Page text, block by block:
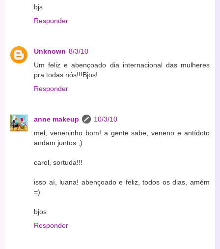
bjs
Responder
Unknown 8/3/10
Um feliz e abençoado dia internacional das mulheres
pra todas nós!!!Bjos!
Responder
anne makeup
10/3/10
mel, veneninho bom! a gente sabe, veneno e antídoto
andam juntos ;)
carol, sortuda!!!
isso aí, luana! abençoado e feliz, todos os dias, amém
=)
bjos
Responder